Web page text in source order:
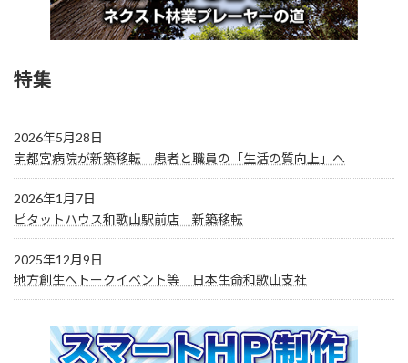
特集
2026年5月28日
宇都宮病院が新築移転 患者と職員の「生活の質向上」へ
2026年1月7日
ピタットハウス和歌山駅前店 新築移転
2025年12月9日
地方創生へトークイベント等 日本生命和歌山支社